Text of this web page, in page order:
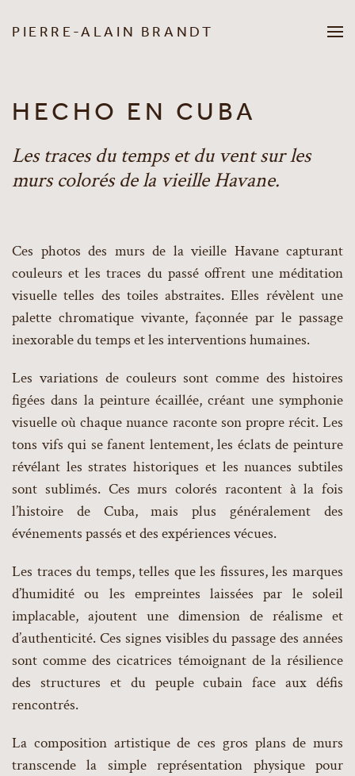
PIERRE-ALAIN BRANDT
HECHO EN CUBA
Les traces du temps et du vent sur les
murs colorés de la vieille Havane.
Ces photos des murs de la vieille Havane capturant
couleurs et les traces du passé offrent une méditation
visuelle telles des toiles abstraites. Elles révèlent une
palette chromatique vivante, façonnée par le passage
inexorable du temps et les interventions humaines.
Les variations de couleurs sont comme des histoires
figées dans la peinture écaillée, créant une symphonie
visuelle où chaque nuance raconte son propre récit. Les
tons vifs qui se fanent lentement, les éclats de peinture
révélant les strates historiques et les nuances subtiles
sont sublimés. Ces murs colorés racontent à la fois
l’histoire de Cuba, mais plus généralement des
événements passés et des expériences vécues.
Les traces du temps, telles que les fissures, les marques
d’humidité ou les empreintes laissées par le soleil
implacable, ajoutent une dimension de réalisme et
d’authenticité. Ces signes visibles du passage des années
sont comme des cicatrices témoignant de la résilience
des structures et du peuple cubain face aux défis
rencontrés.
La composition artistique de ces gros plans de murs
transcende la simple représentation physique pour